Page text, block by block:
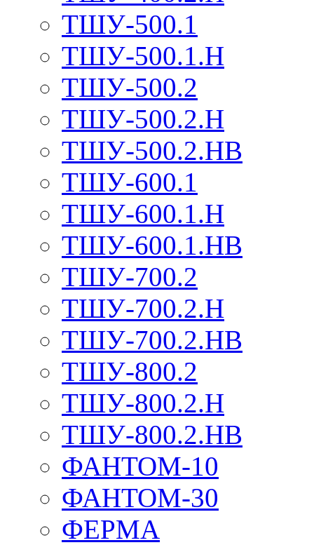
ТШУ-500.1
ТШУ-500.1.Н
ТШУ-500.2
ТШУ-500.2.Н
ТШУ-500.2.НВ
ТШУ-600.1
ТШУ-600.1.Н
ТШУ-600.1.НВ
ТШУ-700.2
ТШУ-700.2.Н
ТШУ-700.2.НВ
ТШУ-800.2
ТШУ-800.2.Н
ТШУ-800.2.НВ
ФАНТОМ-10
ФАНТОМ-30
ФЕРМА